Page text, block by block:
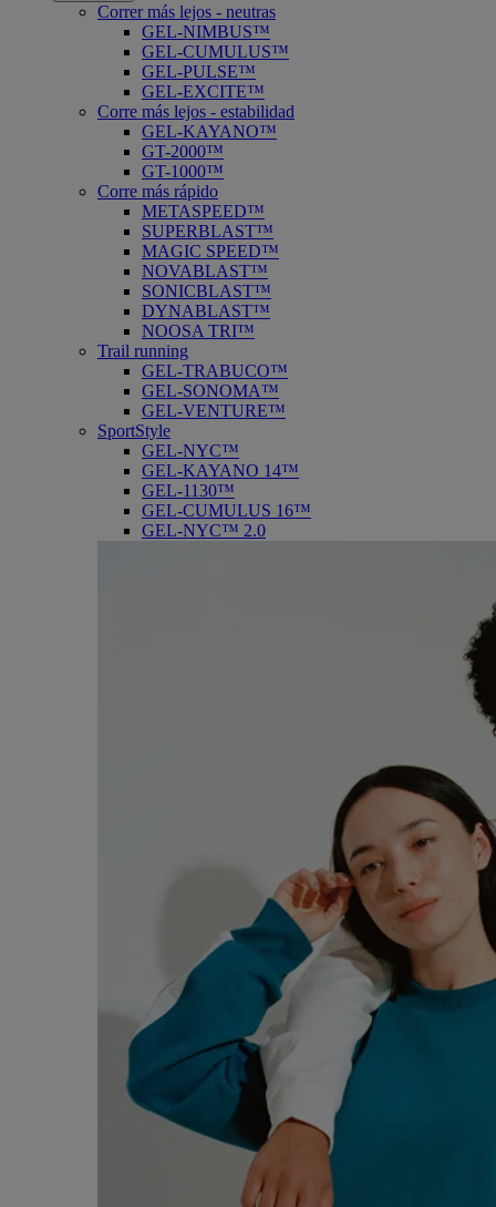
Correr más lejos - neutras
GEL-NIMBUS™
GEL-CUMULUS™
GEL-PULSE™
GEL-EXCITE™
Corre más lejos - estabilidad
GEL-KAYANO™
GT-2000™
GT-1000™
Corre más rápido
METASPEED™
SUPERBLAST™
MAGIC SPEED™
NOVABLAST™
SONICBLAST™
DYNABLAST™
NOOSA TRI™
Trail running
GEL-TRABUCO™
GEL-SONOMA™
GEL-VENTURE™
SportStyle
GEL-NYC™
GEL-KAYANO 14™
GEL-1130™
GEL-CUMULUS 16™
GEL-NYC™ 2.0